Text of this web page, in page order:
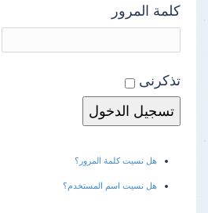
كلمة المرور
تذكرنى
هل نسيت كلمة المرور؟
هل نسيت اسم المستخدم؟